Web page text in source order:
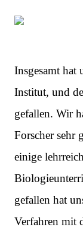
Insgesamt hat
Institut, und
gefallen. Wir
Forscher sehr
einige
gefallen hat
Verfahren mit